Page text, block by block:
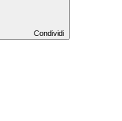
Condividi